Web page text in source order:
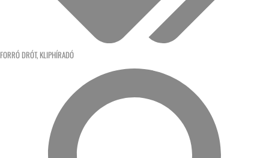
FORRÓ DRÓT, KLIPHÍRADÓ